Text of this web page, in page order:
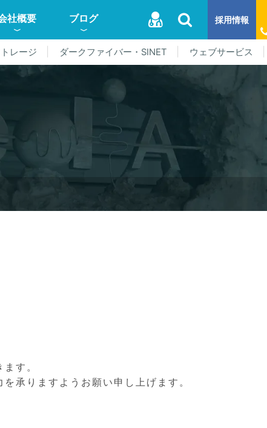
社概要 ブログ 採用情報
レージ ダークファイバー・SINET ウェブサービス
す。
承りますようお願い申し上げます。